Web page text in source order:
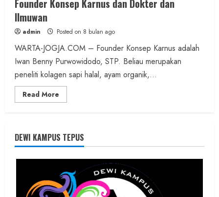
Founder Konsep Karnus dan Dokter dan
Ilmuwan
admin Posted on 8 bulan ago
WARTA-JOGJA.COM – Founder Konsep Karnus adalah
Iwan Benny Purwowidodo, STP. Beliau merupakan
peneliti kolagen sapi halal, ayam organik,...
Read More
more
dan
Dokter
dan
DEWI KAMPUS TEPUS